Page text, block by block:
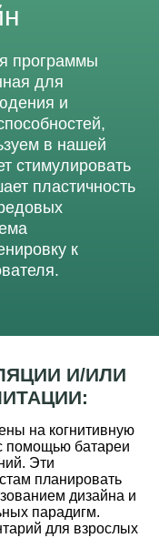
программы
для
и
в нашей
стимулировать
пластичность
к
И/ИЛИ
на когнитивную
помощью батареи
Эти
планировать
дизайна и
парадигм.
для взрослых